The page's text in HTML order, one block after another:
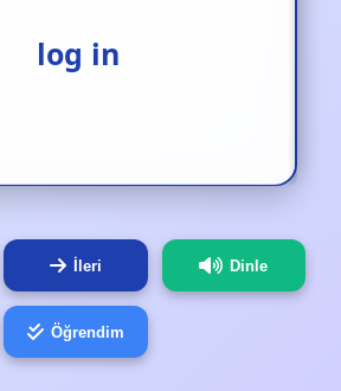
log in
giriş yapmak
İleri Dinle
Öğrendim